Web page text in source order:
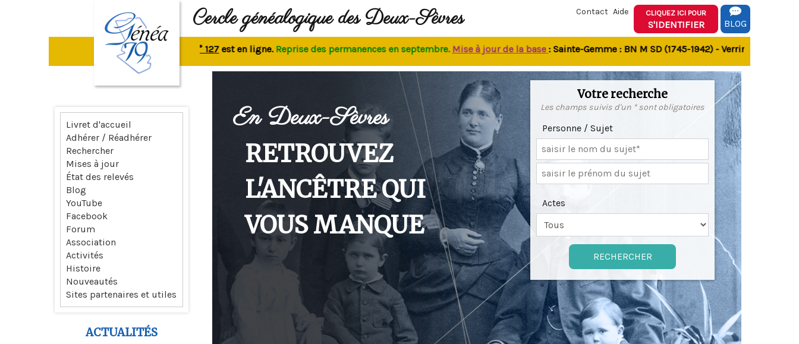
Cercle généalogique des Deux-Sèvres Contact Aide CLIQUEZ ICI POUR
S'IDENTIFIER BLOG
La revue n° 127 est en ligne.Reprise des permanences en septembre.Mise à jour de la base: Sainte-Gemme : BN M SD (1745-1942) - Verrines-sous-Celles
En Deux-Sèvres
RETROUVEZ
L'ANCÊTRE QUI
VOUS MANQUE
Votre recherche
Les champs suivis d'un * sont obligatoires
Personne / Sujet
Actes
Livret d'accueil
Adhérer / Réadhérer
Rechercher
Mises à jour
État des relevés
Blog
YouTube
Facebook
Forum
Association
Activités
Histoire
Nouveautés
Sites partenaires et utiles
ACTUALITÉS